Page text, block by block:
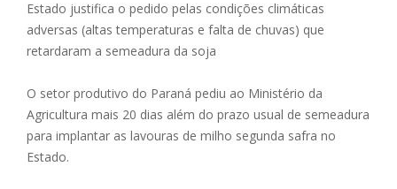
Estado justifica o pedido pelas condições climáticas
adversas (altas temperaturas e falta de chuvas) que
retardaram a semeadura da soja
O setor produtivo do Paraná pediu ao Ministério da
Agricultura mais 20 dias além do prazo usual de semeadura
para implantar as lavouras de milho segunda safra no
Estado.